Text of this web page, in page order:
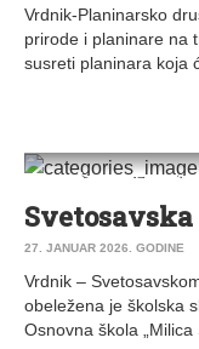
Vrdnik-Planinarsko
prirode i planinare na
susreti planinara koja
DRUŠTVO VESTI IRIG
27. JANUAR 2026. GODINE
Vrdnik –
obeležena je školska
Osnovna škola „Milica